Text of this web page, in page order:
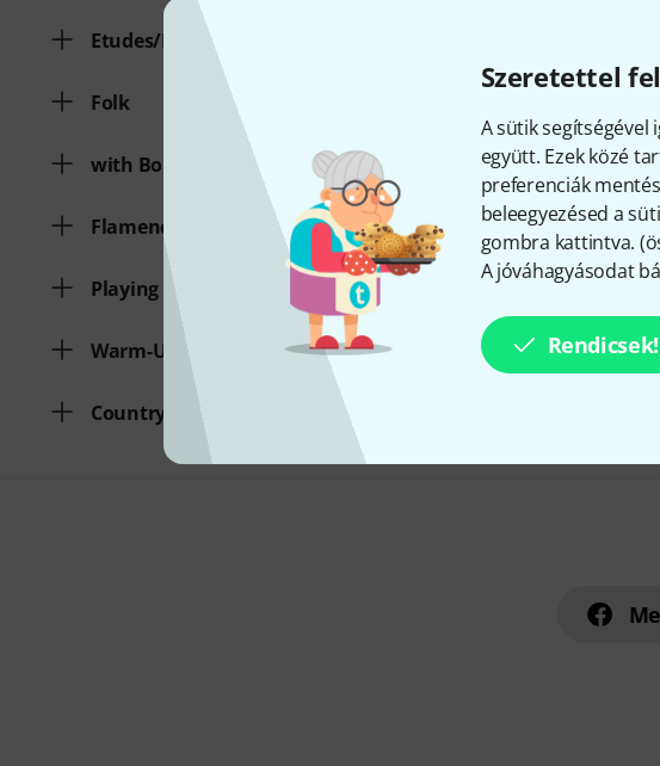
Szeretettel
A sütik
együtt. Ezek közé
preferenciák
beleegyezésed a
gombra kattintva. (
A jóváhagyásodat
Rendicsek!
Etudes/Exercises
Folk
with Bonus Audio/Video
Flamenco/Latin
Playing Tecniques
Warm-Up
Country/Bluegrass